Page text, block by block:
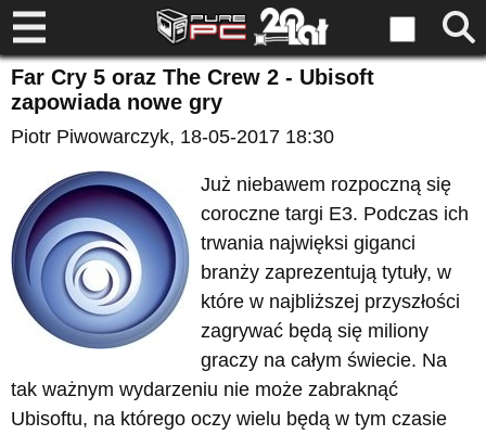
Far Cry 5 oraz The Crew 2 - Ubisoft
zapowiada nowe gry
Piotr Piwowarczyk, 18-05-2017 18:30
Już niebawem rozpoczną się
coroczne targi E3. Podczas ich
trwania najwięksi giganci
branży zaprezentują tytuły, w
które w najbliższej przyszłości
zagrywać będą się miliony
graczy na całym świecie. Na
tak ważnym wydarzeniu nie może zabraknąć
Ubisoftu, na którego oczy wielu będą w tym czasie